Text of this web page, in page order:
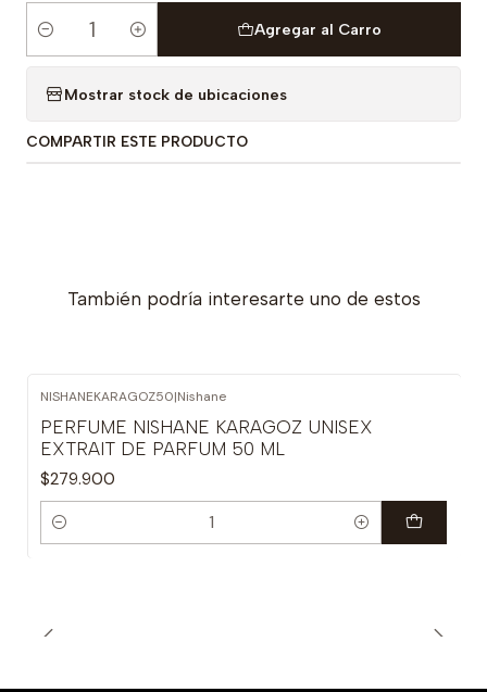
Cantidad
Agregar al Carro
Mostrar stock de ubicaciones
COMPARTIR ESTE PRODUCTO
También podría interesarte uno de estos
NISHANEKARAGOZ50|Nishane
PERFUME NISHANE KARAGOZ UNISEX
EXTRAIT DE PARFUM 50 ML
$279.900
Cantidad